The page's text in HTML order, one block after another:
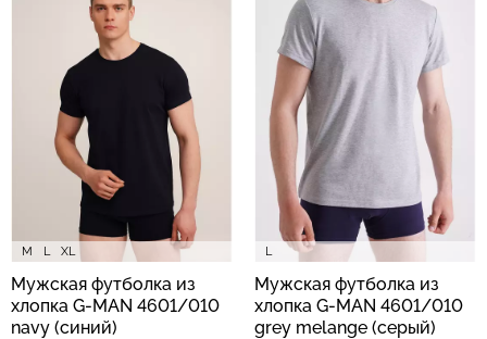
M L XL
Мужская футболка из
хлопка G-MAN 4601/010
navy (синий)
L
Мужская футболка из
хлопка G-MAN 4601/010
grey melange (серый)